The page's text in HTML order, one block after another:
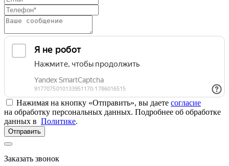
Нажимая на кнопку «Отправить», вы даете согласие
на обработку персональных данных. Подробнее об обработке
данных в Политике.
Отправить
Заказать звонок